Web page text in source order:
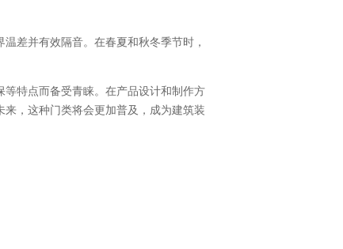
差并有效隔音。在春夏和秋冬季节时，
特点而备受青睐。在产品设计和制作方
，这种门类将会更加普及，成为建筑装